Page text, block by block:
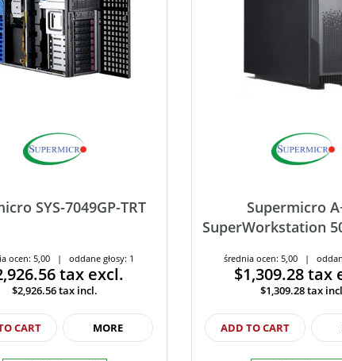
SYS-7049GP-TRT
ocen: 5,00 | oddane głosy: 1
tax excl.
$2,926.56tax incl.
CART MORE
Supermicro
SuperWorkstation
średnia ocen: 5,00 |
$1,309.28tax
$1,309.28tax
ADD TO CART